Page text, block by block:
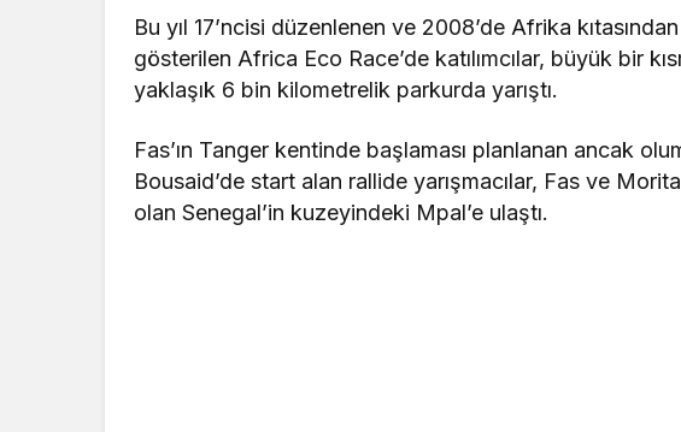
Bu yıl 17’ncisi düzenlenen ve 2008’de Afrika
gösterilen Africa Eco Race’de katılımcılar, büyük bir
yaklaşık 6 bin kilometrelik parkurda yarıştı.
Fas’ın Tanger kentinde başlaması planlanan ancak
Bousaid’de start alan rallide yarışmacılar, Fas ve
olan Senegal’in kuzeyindeki Mpal’e ulaştı.